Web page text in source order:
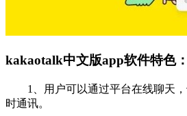
kakaotalk中文版app软件特色：
1、用户可以通过平台在线聊天，
时通讯。